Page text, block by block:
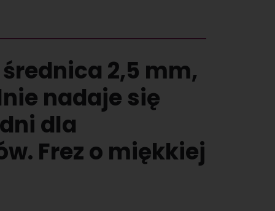
2,5 mm,
nadaje się
dla
Frez o miękkiej